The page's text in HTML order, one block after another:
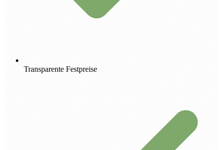
Transparente Festpreise